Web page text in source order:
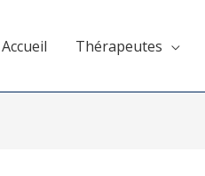
Accueil Thérapeutes